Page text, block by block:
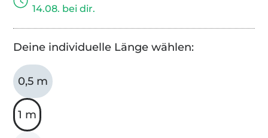
14.08. bei dir.
Deine individuelle Länge wählen:
0,5 m
1 m